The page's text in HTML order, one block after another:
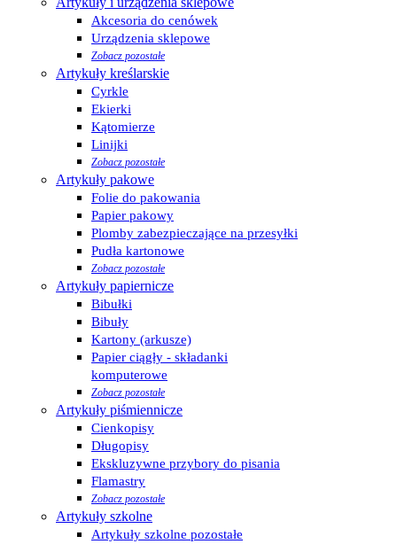
Akcesoria do cenówek
Urządzenia sklepowe
Zobacz pozostałe
Artykuły kreślarskie
Cyrkle
Ekierki
Kątomierze
Linijki
Zobacz pozostałe
Artykuły pakowe
Folie do pakowania
Papier pakowy
Plomby zabezpieczające na przesyłki
Pudła kartonowe
Zobacz pozostałe
Artykuły papiernicze
Bibułki
Bibuły
Kartony (arkusze)
Papier ciągły - składanki
komputerowe
Zobacz pozostałe
Artykuły piśmiennicze
Cienkopisy
Długopisy
Ekskluzywne przybory do pisania
Flamastry
Zobacz pozostałe
Artykuły szkolne
Artykuły szkolne pozostałe